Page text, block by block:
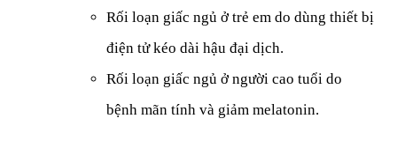
Rối loạn giấc ngủ ở trẻ em do dùng thiết bị
điện tử kéo dài hậu đại dịch.
Rối loạn giấc ngủ ở người cao tuổi do
bệnh mãn tính và giảm melatonin.